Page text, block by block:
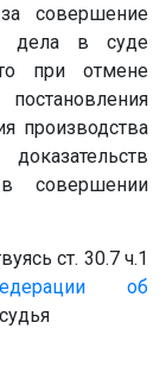
за совершение
дела в суде
при отмене
производства
совершении
ст. 30.7 ч.1
об